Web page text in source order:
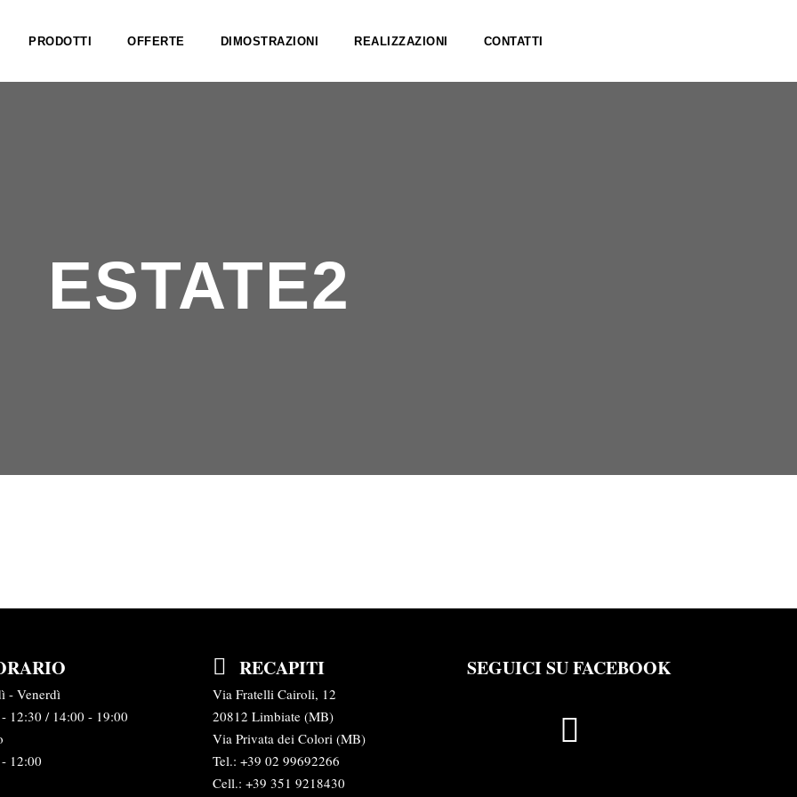
PRODOTTI OFFERTE DIMOSTRAZIONI REALIZZAZIONI CONTATTI
ESTATE2
- Venerdì
12:30 / 14:00 - 19:00
12:00
RECAPITI
Via Fratelli Cairoli, 12
20812 Limbiate (MB)
Via Privata dei Colori (MB)
Tel.: +39 02 99692266
Cell.: +39 351 9218430
SEGUICI SU FACEBOOK